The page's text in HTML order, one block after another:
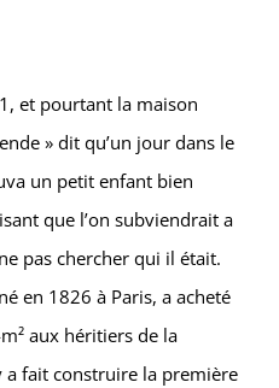
et pourtant la maison
» dit qu’un jour dans le
un petit enfant bien
que l’on subviendrait a
pas chercher qui il était.
en 1826 à Paris, a acheté
aux héritiers de la
a fait construire la première